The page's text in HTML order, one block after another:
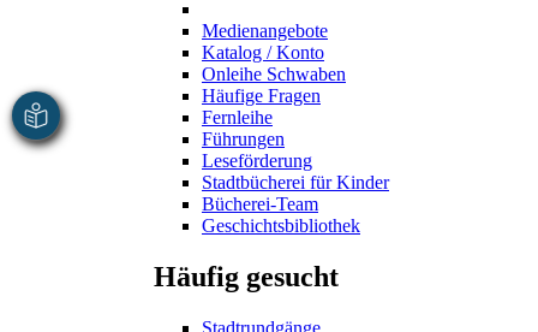
Medienangebote
Katalog / Konto
Onleihe Schwaben
Häufige Fragen
Fernleihe
Führungen
Leseförderung
Stadtbücherei für Kinder
Bücherei-Team
Geschichtsbibliothek
Häufig gesucht
Stadtrundgänge